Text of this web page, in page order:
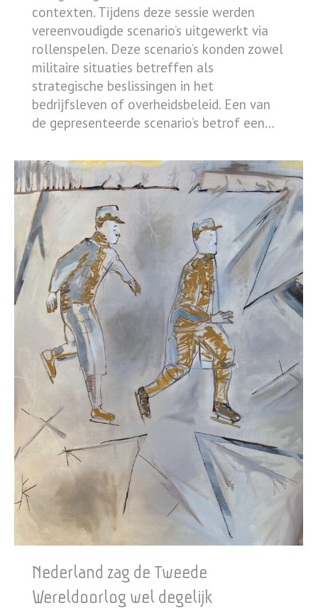
contexten. Tijdens deze sessie werden
vereenvoudigde scenario’s uitgewerkt via
rollenspelen. Deze scenario’s konden zowel
militaire situaties betreffen als
strategische beslissingen in het
bedrijfsleven of overheidsbeleid. Een van
de gepresenteerde scenario’s betrof een…
Nederland zag de Tweede
Wereldoorlog wel degelijk